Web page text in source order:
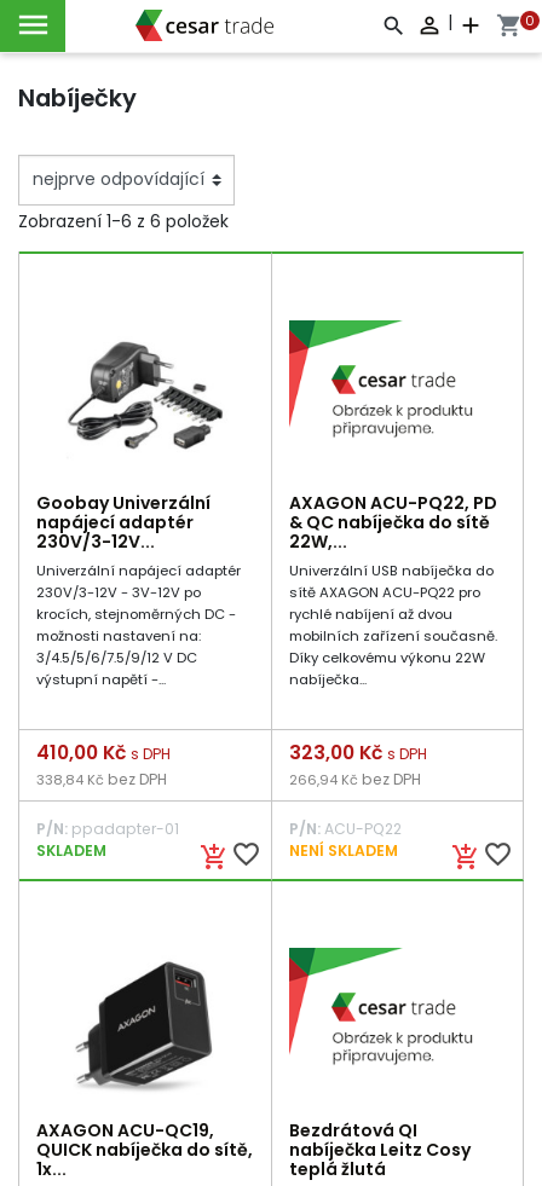
   | add shopping_cart0
Nabíječky
Zobrazení 1-6 z 6 položek
Goobay Univerzální
napájecí adaptér
230V/3-12V...
Univerzální napájecí adaptér
230V/3-12V - 3V-12V po
krocích, stejnoměrných DC -
možnosti nastavení na:
3/4.5/5/6/7.5/9/12 V DC
výstupní napětí -...
add_shopping_cart favorite_border
Cena
410,00 Kč s DPH
338,84 Kč bez DPH
P/N: ppadapter-01
SKLADEM
AXAGON ACU-PQ22, PD
& QC nabíječka do sítě
22W,...
Univerzální USB nabíječka do
sítě AXAGON ACU-PQ22 pro
rychlé nabíjení až dvou
mobilních zařízení současně.
Díky celkovému výkonu 22W
nabíječka...
add_shopping_cart favorite_border
Cena
323,00 Kč s DPH
266,94 Kč bez DPH
P/N:ACU-PQ22
NENÍ SKLADEM
AXAGON ACU-QC19,
QUICK nabíječka do sítě,
1x...
Bezdrátová QI
nabíječka Leitz Cosy
teplá žlutá